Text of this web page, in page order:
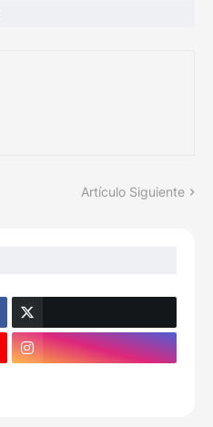
Artículo Siguiente